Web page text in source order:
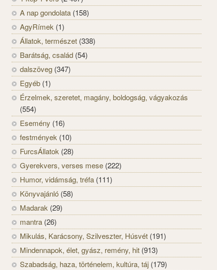
A nap gondolata (158)
AgyRímek (1)
Állatok, természet (338)
Barátság, család (54)
dalszöveg (347)
Egyéb (1)
Érzelmek, szeretet, magány, boldogság, vágyakozás
(554)
Esemény (16)
festmények (10)
FurcsÁllatok (28)
Gyerekvers, verses mese (222)
Humor, vidámság, tréfa (111)
Könyvajánló (58)
Madarak (29)
mantra (26)
Mikulás, Karácsony, Szilveszter, Húsvét (191)
Mindennapok, élet, gyász, remény, hit (913)
Szabadság, haza, történelem, kultúra, táj (179)